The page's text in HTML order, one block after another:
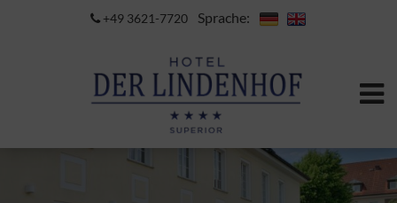
+49 3621-7720 Sprache: